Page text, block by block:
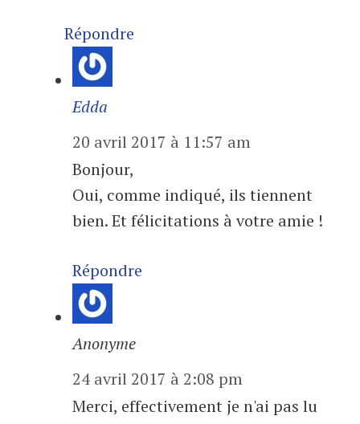
Répondre
Edda
20 avril 2017 à 11:57 am
Bonjour,
Oui, comme indiqué, ils tiennent
bien. Et félicitations à votre amie !
Répondre
Anonyme
24 avril 2017 à 2:08 pm
Merci, effectivement je n'ai pas lu